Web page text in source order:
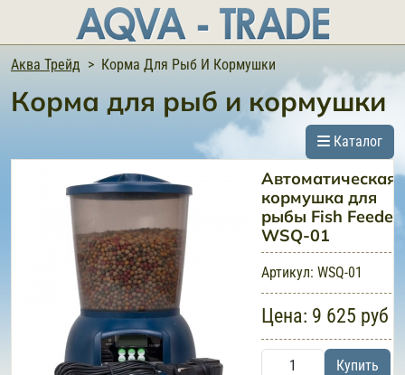
Аква Трейд Корма Для Рыб И Кормушки
Корма для рыб и кормушки
Каталог
Автоматическая
кормушка для
рыбы Fish Feede
WSQ-01
Артикул: WSQ-01
Цена: 9 625 руб
Купить